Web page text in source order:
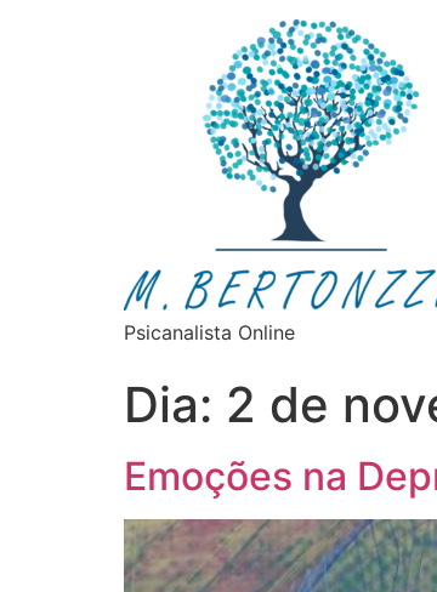
Psicanalista Online
Dia: 2 de
Emoções na